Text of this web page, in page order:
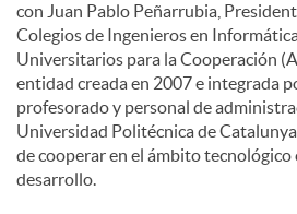
con Juan Pablo Peñarrubia,
Colegios de Ingenieros en
Universitarios para la Cooperación
entidad creada en 2007 e integrada
profesorado y personal de
Universidad Politécnica de
de cooperar en el ámbito tecnológico
desarrollo.